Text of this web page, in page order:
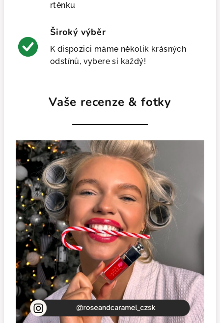
rtěnku
Široký výběr
K dispozici máme několik krásných
odstínů, vybere si každý!
Vaše recenze & fotky